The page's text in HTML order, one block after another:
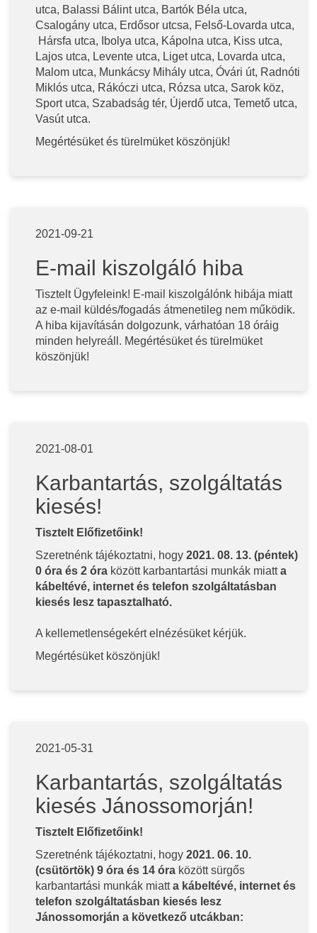
utca, Balassi Bálint utca, Bartók Béla utca,
Csalogány utca, Erdősor utcsa, Felső-Lovarda utca,
Hársfa utca, Ibolya utca, Kápolna utca, Kiss utca,
Lajos utca, Levente utca, Liget utca, Lovarda utca,
Malom utca, Munkácsy Mihály utca, Óvári út, Radnóti
Miklós utca, Rákóczi utca, Rózsa utca, Sarok köz,
Sport utca, Szabadság tér, Újerdő utca, Temető utca,
Vasút utca.
Megértésüket és türelmüket köszönjük!
2021-09-21
E-mail kiszolgáló hiba
Tisztelt Ügyfeleink! E-mail kiszolgálónk hibája miatt
az e-mail küldés/fogadás átmenetileg nem működik.
A hiba kijavításán dolgozunk, várhatóan 18 óráig
minden helyreáll. Megértésüket és türelmüket
köszönjük!
2021-08-01
Karbantartás, szolgáltatás
kiesés!
Tisztelt Előfizetőink!
Szeretnénk tájékoztatni, hogy 2021. 08. 13. (péntek)
0 óra és 2 óra között karbantartási munkák miatta
kábeltévé, internet és telefon szolgáltatásban
kiesés lesz tapasztalható.
A kellemetlenségekért elnézésüket kérjük.
Megértésüket köszönjük!
2021-05-31
Karbantartás, szolgáltatás
kiesés Jánossomorján!
Tisztelt Előfizetőink!
Szeretnénk tájékoztatni, hogy 2021. 06. 10.
(csütörtök) 9 óra és 14 óra között sürgős
karbantartási munkák miatta kábeltévé, internet és
telefon szolgáltatásban kiesés lesz
Jánossomorján a következő utcákban: